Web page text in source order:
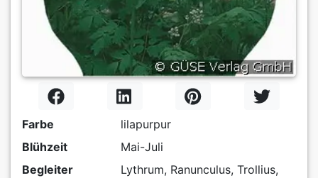
Farbe
lilapurpur
Blühzeit
Mai-Juli
Begleiter
Lythrum, Ranunculus, Trollius,